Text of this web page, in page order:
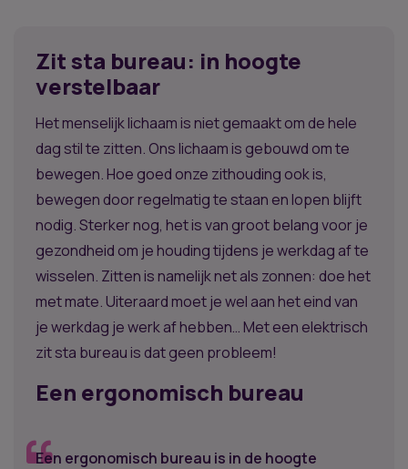
Zit sta bureau: in hoogte
verstelbaar
Het menselijk lichaam is niet gemaakt om de hele
dag stil te zitten. Ons lichaam is gebouwd om te
bewegen. Hoe goed onze zithouding ook is,
bewegen door regelmatig te staan en lopen blijft
nodig. Sterker nog, het is van groot belang voor je
gezondheid om je houding tijdens je werkdag af te
wisselen. Zitten is namelijk net als zonnen: doe het
met mate. Uiteraard moet je wel aan het eind van
je werkdag je werk af hebben… Met een elektrisch
zit sta bureau is dat geen probleem!
Een ergonomisch bureau
Een ergonomisch bureau is in de hoogte